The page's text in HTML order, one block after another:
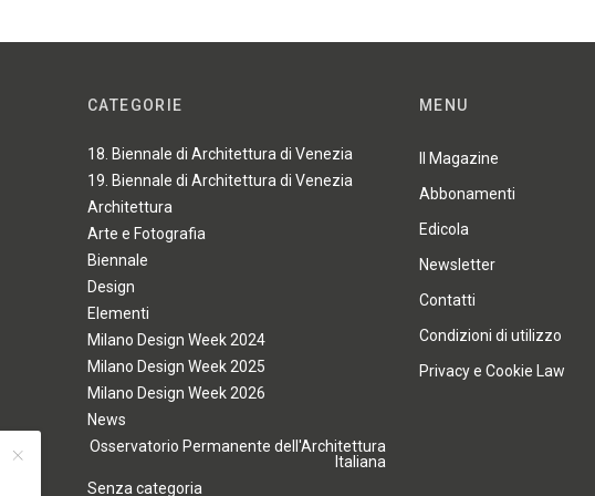
CATEGORIE
18. Biennale di Architettura di Venezia
19. Biennale di Architettura di Venezia
Architettura
Arte e Fotografia
Biennale
Design
Elementi
Milano Design Week 2024
Milano Design Week 2025
Milano Design Week 2026
News
Osservatorio Permanente dell'Architettura
Italiana
Senza categoria
MENU
Il Magazine
Abbonamenti
Edicola
Newsletter
Contatti
Condizioni di utilizzo
Privacy e Cookie Law